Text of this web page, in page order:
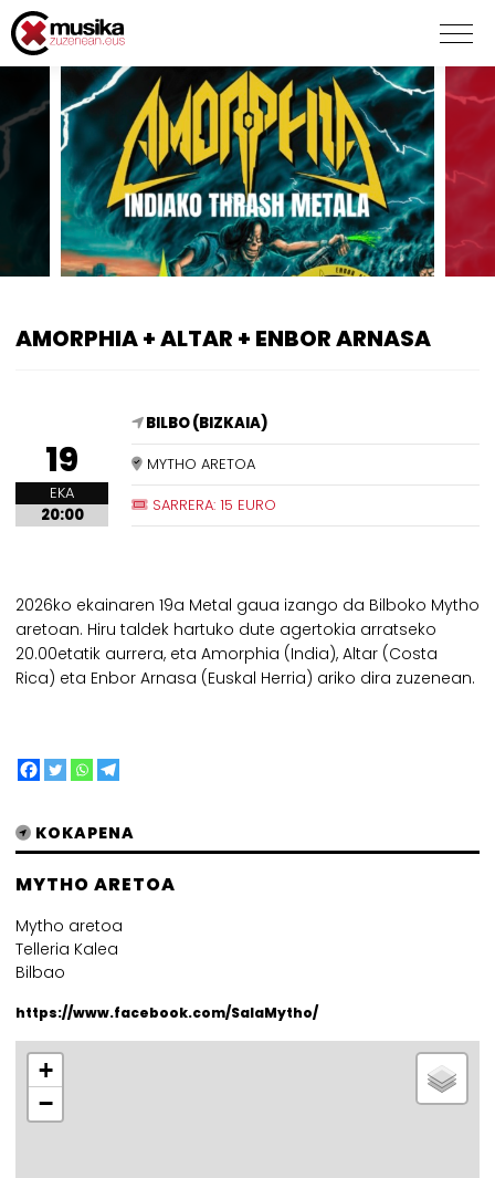
AMORPHIA + ALTAR + ENBOR ARNASA
19
EKA
20:00
BILBO (BIZKAIA)
MYTHO ARETOA
SARRERA: 15 EURO
2026ko ekainaren 19a Metal gaua izango da Bilboko Mytho
aretoan. Hiru taldek hartuko dute agertokia arratseko
20.00etatik aurrera, eta Amorphia (India), Altar (Costa
Rica) eta Enbor Arnasa (Euskal Herria) ariko dira zuzenean.
KOKAPENA
MYTHO ARETOA
Mytho aretoa
Telleria Kalea
Bilbao
https://www.facebook.com/SalaMytho/
+
−